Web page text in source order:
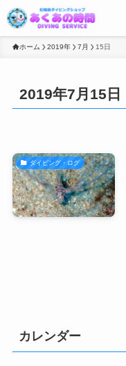
ホーム 2019年 7月 15日
2019年7月15日
ダイビング・ログ
カレンダー